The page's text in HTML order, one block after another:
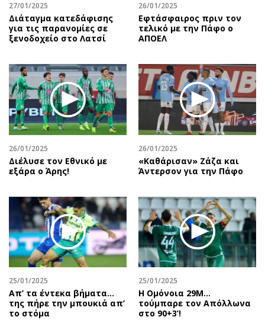
27/01/2025
Διάταγμα κατεδάφισης
για τις παρανομίες σε
ξενοδοχείο στο Λατσί
26/01/2025
Εφτάσφαιρος πριν τον
τελικό με την Πάφο ο
ΑΠΟΕΛ
26/01/2025
Διέλυσε τον Εθνικό με
εξάρα ο Άρης!
26/01/2025
«Καθάρισαν» Ζάζα και
Άντερσον για την Πάφο
25/01/2025
Απ’ τα έντεκα βήματα…
της πήρε την μπουκιά απ’
το στόμα
25/01/2025
Η Ομόνοια 29Μ...
τούμπαρε τον Απόλλωνα
στο 90+3’!